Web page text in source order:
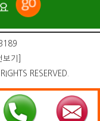
기]
RESERVED.